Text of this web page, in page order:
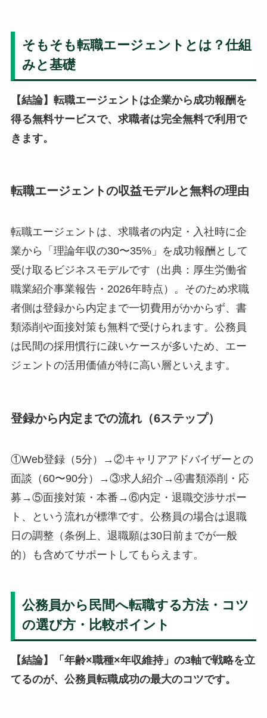
そもそも転職エージェントとは？仕組
みと基礎
【結論】転職エージェントは企業から成功報酬を
得る無料サービスで、求職者は完全無料で利用で
きます。
転職エージェントの収益モデルと無料の理由
転職エージェントは、求職者の内定・入社時に企
業から「理論年収の30〜35%」を成功報酬として
受け取るビジネスモデルです（出典：厚生労働省
職業紹介事業報告・2026年時点）。そのため求職
者側は登録から内定まで一切費用がかからず、書
類添削や面接対策も無料で受けられます。公務員
は民間の採用慣行に疎いケースが多いため、エー
ジェントの活用価値が特に高い層といえます。
登録から内定までの流れ（6ステップ）
①Web登録（5分）→②キャリアアドバイザーとの
面談（60〜90分）→③求人紹介→④書類添削・応
募→⑤面接対策・本番→⑥内定・退職交渉サポー
ト、という流れが標準です。公務員の場合は退職
日の調整（条例上、退職願は30日前までが一般
的）も含めてサポートしてもらえます。
公務員から民間へ転職する方法・コツ
の選び方・比較ポイント
【結論】「年齢×職種×年収維持」の3軸で戦略を立
てるのが、公務員転職成功の最大のコツです。